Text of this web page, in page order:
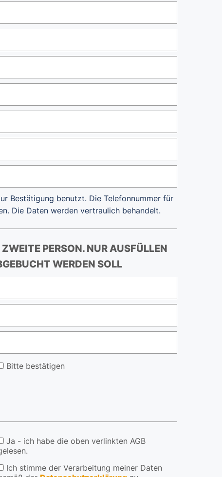
Bestätigung benutzt. Die Telefonnummer für
Die Daten werden vertraulich behandelt.
PERSON. NUR AUSFÜLLEN
WERDEN SOLL
Bitte bestätigen
Ja - ich habe die oben verlinkten AGB
Ich stimme der Verarbeitung meiner Daten